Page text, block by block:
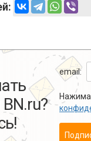
email: